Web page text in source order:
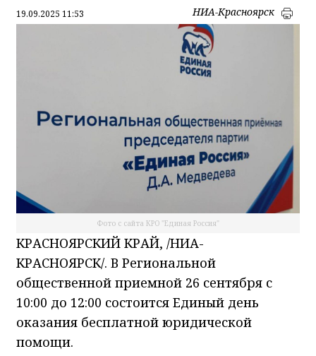
19.09.2025 11:53 НИА-Красноярск
Фото с сайта КРО "Единая Россия"
КРАСНОЯРСКИЙ КРАЙ, /НИА-
КРАСНОЯРСК/. В Региональной
общественной приемной 26 сентября с
10:00 до 12:00 состоится Единый день
оказания бесплатной юридической
помощи.